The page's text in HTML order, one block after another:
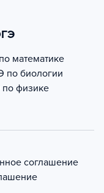
математике
по биологии
физике
соглашение